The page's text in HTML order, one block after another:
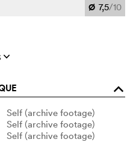
Ø 7,5/10
q
o
Self (archive footage)
Self (archive footage)
Self (archive footage)